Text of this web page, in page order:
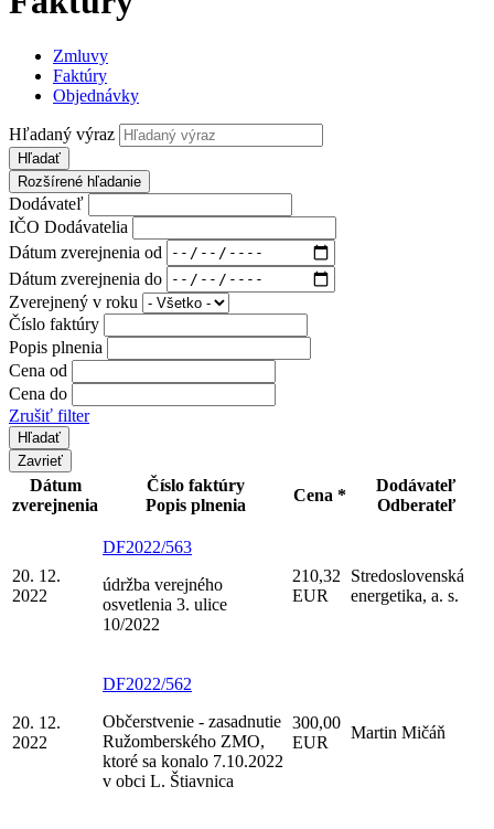
Zmluvy
Faktúry
Objednávky
Hľadaný výraz
Hľadať
Rozšírené hľadanie
Dodávateľ
IČO Dodávatelia
Dátum zverejnenia od
Dátum zverejnenia do
Zverejnený v roku
Číslo faktúry
Popis plnenia
Cena od
Cena do
Zrušiť filter
Zavrieť
Dátum
zverejnenia
Číslo faktúry
Popis plnenia
Cena *
Dodávateľ
Odberateľ
20. 12.
2022
DF2022/563
údržba verejného
osvetlenia 3. ulice
10/2022
210,32
EUR
Stredoslovenská
energetika, a. s.
20. 12.
2022
DF2022/562
Občerstvenie - zasadnutie
Ružomberského ZMO,
ktoré sa konalo 7.10.2022
v obci L. Štiavnica
300,00
EUR
Martin Mičáň